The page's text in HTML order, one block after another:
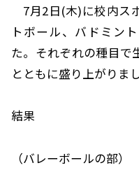
7月2日(木)に校内ス
トボール、バドミン
た。それぞれの種目で
とともに盛り上がりまし
結果
（バレーボールの部）